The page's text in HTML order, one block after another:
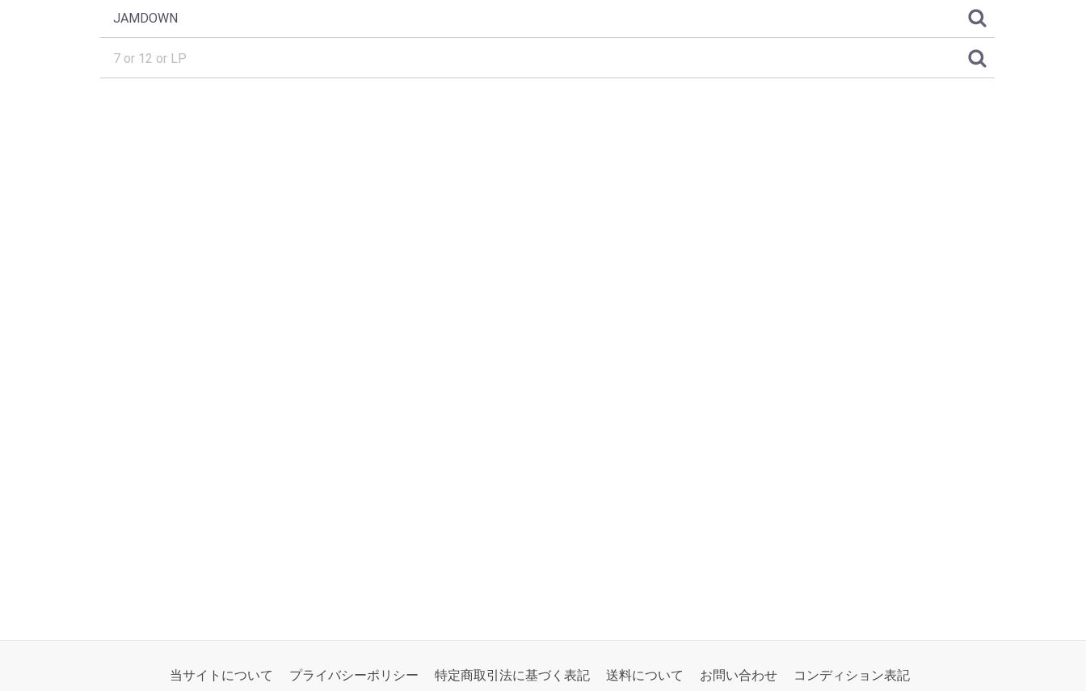
当サイトについて プライバシーポリシー 特定商取引法に基づく表記 送料について お問い合わせ コンディション表記